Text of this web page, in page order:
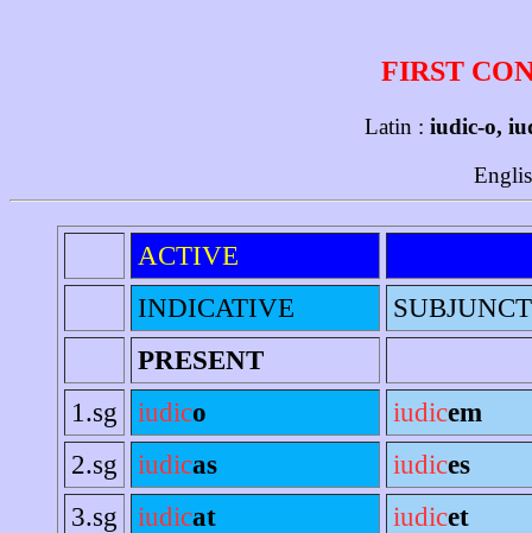
FIRST
Latin : iudic-o,
ACTIVE
INDICATIVE
PRESENT
1.sg
iudico iudicem
2.sg
iudicas iudices
3.sg
iudicat iudicet